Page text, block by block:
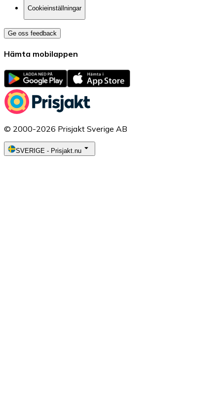
Cookieinställningar
Ge oss feedback
Hämta mobilappen
© 2000-2026 Prisjakt Sverige AB
SVERIGE - Prisjakt.nu